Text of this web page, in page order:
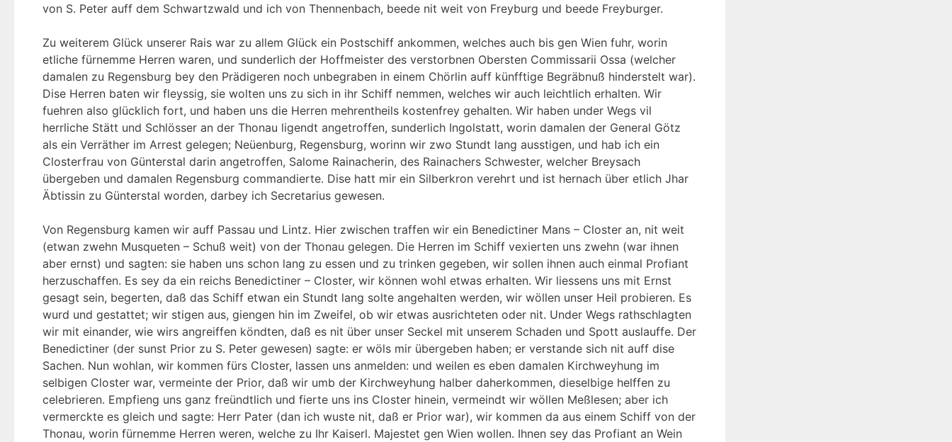
von S. Peter auff dem Schwartzwald und ich von Thennenbach, beede nit weit von Freyburg und beede Freyburger.
Zu weiterem Glück unserer Rais war zu allem Glück ein Postschiff ankommen, welches auch bis gen Wien fuhr, worin
etliche fürnemme Herren waren, und sunderlich der Hoffmeister des verstorbnen Obersten Commissarii Ossa (welcher
damalen zu Regensburg bey den Prädigeren noch unbegraben in einem Chörlin auff künfftige Begräbnuß hinderstelt war).
Dise Herren baten wir fleyssig, sie wolten uns zu sich in ihr Schiff nemmen, welches wir auch leichtlich erhalten. Wir
fuehren also glücklich fort, und haben uns die Herren mehrentheils kostenfrey gehalten. Wir haben under Wegs vil
herrliche Stätt und Schlösser an der Thonau ligendt angetroffen, sunderlich Ingolstatt, worin damalen der General Götz
als ein Verräther im Arrest gelegen; Neüenburg, Regensburg, worinn wir zwo Stundt lang ausstigen, und hab ich ein
Closterfrau von Günterstal darin angetroffen, Salome Rainacherin, des Rainachers Schwester, welcher Breysach
übergeben und damalen Regensburg commandierte. Dise hatt mir ein Silberkron verehrt und ist hernach über etlich Jhar
Äbtissin zu Günterstal worden, darbey ich Secretarius gewesen.
Von Regensburg kamen wir auff Passau und Lintz. Hier zwischen traffen wir ein Benedictiner Mans – Closter an, nit weit
(etwan zwehn Musqueten – Schuß weit) von der Thonau gelegen. Die Herren im Schiff vexierten uns zwehn (war ihnen
aber ernst) und sagten: sie haben uns schon lang zu essen und zu trinken gegeben, wir sollen ihnen auch einmal Profiant
herzuschaffen. Es sey da ein reichs Benedictiner – Closter, wir können wohl etwas erhalten. Wir liessens uns mit Ernst
gesagt sein, begerten, daß das Schiff etwan ein Stundt lang solte angehalten werden, wir wöllen unser Heil probieren. Es
wurd und gestattet; wir stigen aus, giengen hin im Zweifel, ob wir etwas ausrichteten oder nit. Under Wegs rathschlagten
wir mit einander, wie wirs angreiffen köndten, daß es nit über unser Seckel mit unserem Schaden und Spott auslauffe. Der
Benedictiner (der sunst Prior zu S. Peter gewesen) sagte: er wöls mir übergeben haben; er verstande sich nit auff dise
Sachen. Nun wohlan, wir kommen fürs Closter, lassen uns anmelden: und weilen es eben damalen Kirchweyhung im
selbigen Closter war, vermeinte der Prior, daß wir umb der Kirchweyhung halber daherkommen, dieselbige helffen zu
celebrieren. Empfieng uns ganz freündtlich und fierte uns ins Closter hinein, vermeindt wir wöllen Meßlesen; aber ich
vermerckte es gleich und sagte: Herr Pater (dan ich wuste nit, daß er Prior war), wir kommen da aus einem Schiff von der
Thonau, worin fürnemme Herren weren, welche zu Ihr Kaiserl. Majestet gen Wien wollen. Ihnen sey das Profiant an Wein